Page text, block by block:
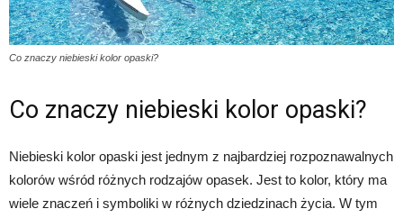
Co znaczy niebieski kolor opaski?
Co znaczy niebieski kolor opaski?
Niebieski kolor opaski jest jednym z najbardziej rozpoznawalnych
kolorów wśród różnych rodzajów opasek. Jest to kolor, który ma
wiele znaczeń i symboliki w różnych dziedzinach życia. W tym